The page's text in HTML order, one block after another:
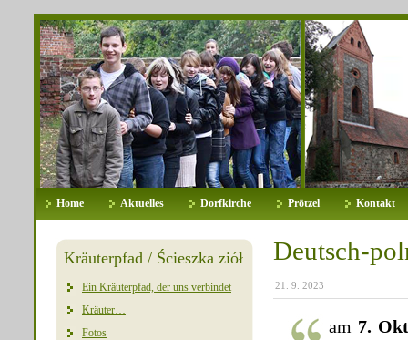
Home Aktuelles Dorfkirche Prötzel Kontakt
Kräuterpfad / Ścieszka ziół
Ein Kräuterpfad, der uns verbindet
Kräuter…
Fotos
Deutsch-
21. 9. 2023
am 7.